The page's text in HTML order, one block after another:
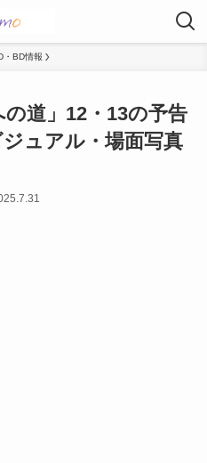
・BD情報
の道」12・13の予告
ュアル・場面写真